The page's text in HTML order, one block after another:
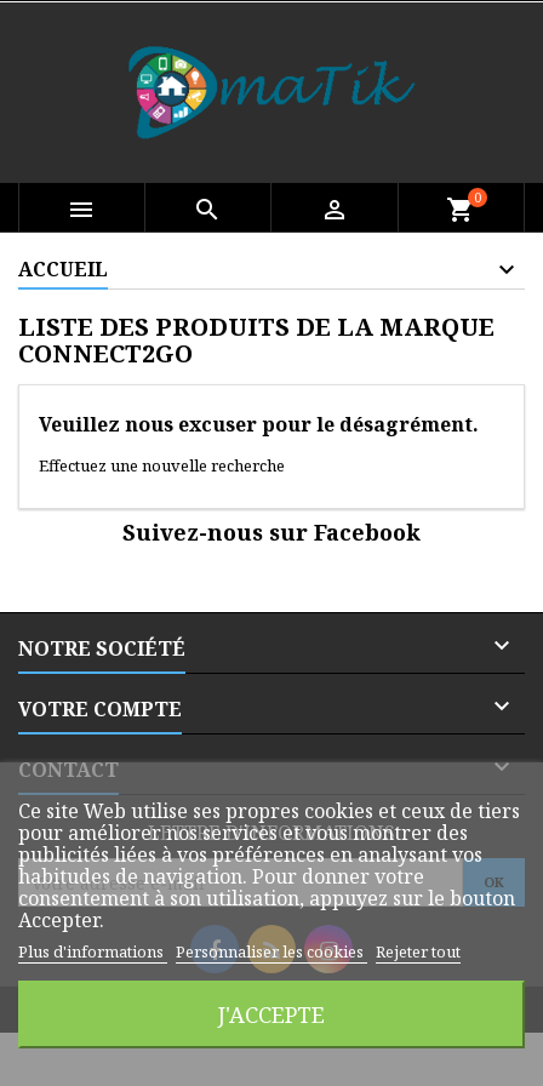
 search  shopping_cart0
ACCUEIL
LISTE DES PRODUITS DE LA MARQUE
CONNECT2GO
Veuillez nous excuser pour le désagrément.
Effectuez une nouvelle recherche
Suivez-nous sur Facebook
NOTRE SOCIÉTÉ 
VOTRE COMPTE 
CONTACT 
Ce site Web utilise ses propres cookies et ceux de tiers
pour améliorer nos services et vous montrer des
publicités liées à vos préférences en analysant vos
habitudes de navigation. Pour donner votre
consentement à son utilisation, appuyez sur le bouton
Accepter.
Plus d'informations Personnaliser les cookies Rejeter tout
J'ACCEPTE
LETTRE D'INFORMATIONS
© Copyright 2026 Dmatik Webshop. All Rights Reserved.